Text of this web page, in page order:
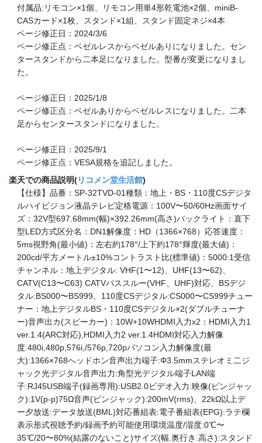
付属品:リモコン×1個、リモコン用単4形乾電池×2個、miniB-
CASカード×1枚、スタンド×1組、スタンド固定ネジ×4本
ページ修正日：2024/3/6
ページ修正点：ベゼルレスからベゼルありになりました。セン
タースタンドから二本足になりました。型番が変更になりまし
た。
ページ修正日：2025/1/8
ページ修正点：ベゼルありからベゼルレスになりました。二本
足からセンタースタンドになりました。
ページ修正日：2025/9/1
ページ修正点：VESA規格を追記しました。
楽天での商品説明(リコメン堂生活館)
【仕様】品番：SP-32TVD-01種類：地上・BS・110度CSデジタ
ルハイビジョン液晶テレビ定格電源：100V〜50/60Hz画面サイ
ズ：32V型697.68mm(幅)×392.26mm(高さ)バックライト：直下
型LED方式区分名：DN1解像度：HD（1366×768）応答速度：
5ms視野角(最小値)：左右約178°/上下約178°輝度(最大値)：
200cd/平方メートル±10%コントラスト比(標準値)：5000:1受信
チャンネル：地上デジタル: VHF(1〜12)、UHF(13〜62)、
CATV(C13〜C63) CATVパススルー(VHF、UHF)対応、BSデジ
タル:BS000〜BS999、110度CSデジタル:CS000〜CS999チュー
ナー：地上デジタルBS・110度CSデジタル×2(ダブルチューナ
ー)音声出カ(スピーカー)：10W+10WHDMI入力x2：HDMI入力1
ver.1.4(ARC対応),HDMI入力2 ver.1.4HDMI対応入力解像
度:480i,480p,576i,/576p,720pバソコン入力解像度(最
大):1366×768へッドホン音声出力端子:Φ3.5mmステレオミ二ジ
ャック光デジタル音声出力:角型光デジタル端子LAN端
子:RJ45USB端子(録画専用):USB2.0ビデオ入力:映像(ピンジャッ
ク):1V(p-p)75Ω音声(ピンジャック):200mV(rms)、22kΩ以上デ
ー夕放送:データ放送(BML)対応番組表:電子番組表(EPG):ラテ欄
表示形式視聴予約/録画予約可能使用環境温度/湿度:0℃〜
35℃/20〜80%(結露のないこと)サイズ(幅.奥行き.高さ):スタンド